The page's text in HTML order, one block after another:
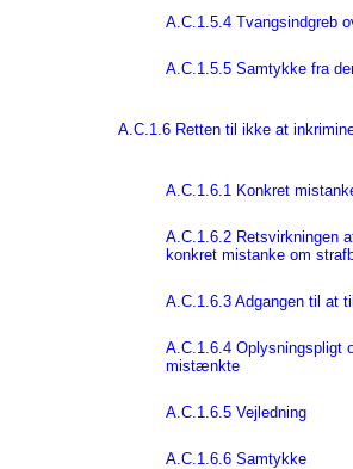
A.C.1.5.4 Tvangsindgreb
A.C.1.5.5 Samtykke fra
A.C.1.6 Retten til ikke at
A.C.1.6.1 Konkret
A.C.1.6.2 Retsvirkningen
konkret mistanke om
A.C.1.6.3 Adgangen til at
A.C.1.6.4 Oplysningspligt
mistænkte
A.C.1.6.5 Vejledning
A.C.1.6.6 Samtykke